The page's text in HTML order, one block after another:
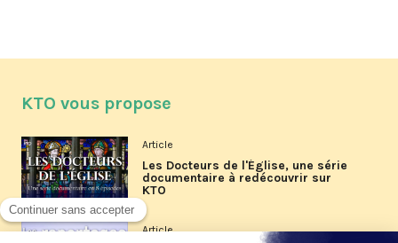
KTO vous propose
Article
Les Docteurs de l'Église, une série
documentaire à redécouvrir sur
KTO
Article